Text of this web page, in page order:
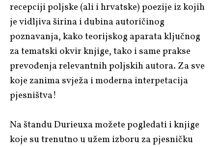
recepciji poljske (ali i hrvatske) poezije iz kojih
je vidljiva širina i dubina autoričinog
poznavanja, kako teorijskog aparata ključnog
za tematski okvir knjige, tako i same prakse
prevođenja relevantnih poljskih autora. Za sve
koje zanima svježa i moderna interpetacija
pjesništva!
Na štandu Durieuxa možete pogledati i knjige
koje su trenutno u užem izboru za pjesničku